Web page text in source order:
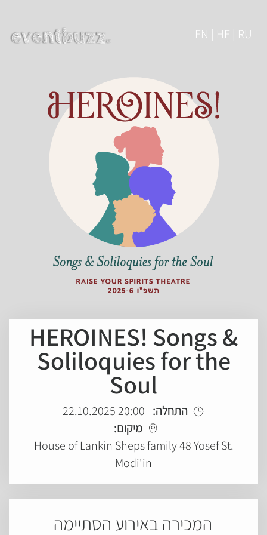
EN | HE | RU
HEROINES! Songs &
Soliloquies for the
Soul
התחלה: 20:00 22.10.2025
מיקום:
House of Lankin Sheps family 48 Yosef St.
Modi'in
המכירה באירוע הסתיימה